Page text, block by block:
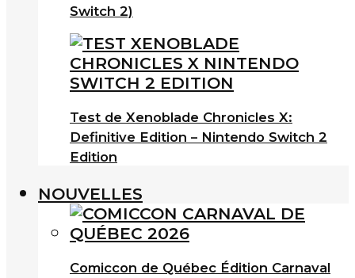
Switch 2)
Test de Xenoblade Chronicles X:
Definitive Edition – Nintendo Switch 2
Edition
NOUVELLES
Comiccon de Québec Édition Carnaval